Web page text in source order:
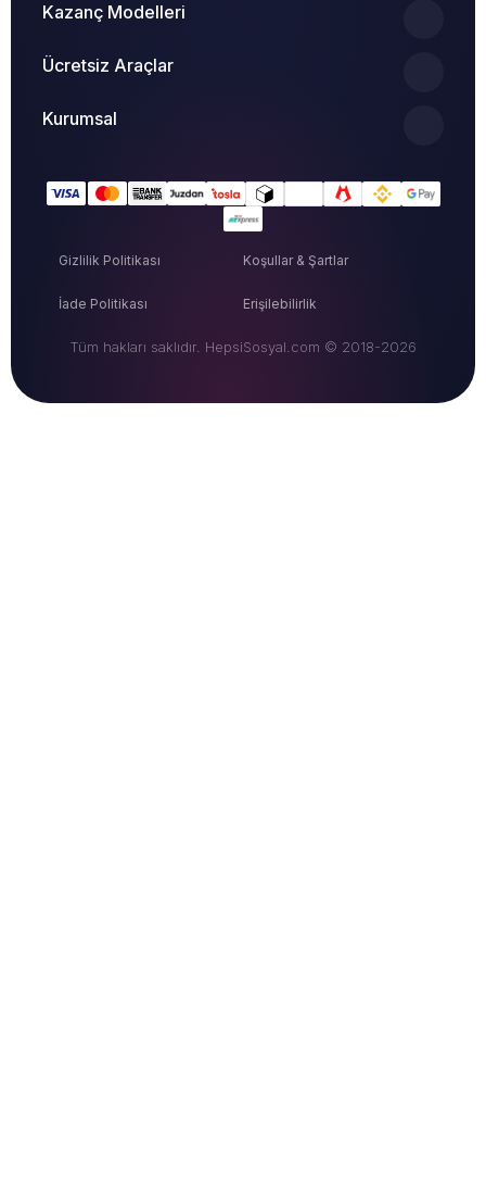
Kazanç Modelleri
Ücretsiz Araçlar
Kurumsal
Tüm hakları saklıdır. HepsiSosyal.com © 2018-2026
Gizlilik Politikası Koşullar & Şartlar
İade Politikası Erişilebilirlik